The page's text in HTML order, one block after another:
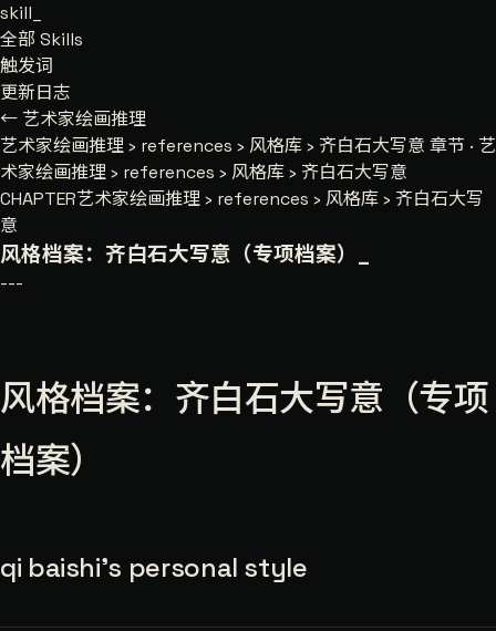
skill
全部 Skills
触发词
更新日志
← 艺术家绘画推理
艺术家绘画推理› references › 风格库› 齐白石大写意 章节 · 艺
术家绘画推理 › references › 风格库 › 齐白石大写意
CHAPTER艺术家绘画推理 › references › 风格库 › 齐白石大写
意
风格档案：齐白石大写意（专项档案）
---
风格档案：齐白石大写意（专项
档案）
qi baishi's personal style